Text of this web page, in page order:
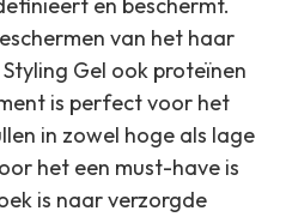
en beschermt.
van het haar
Gel ook proteïnen
is perfect voor het
in zowel hoge als lage
het een must-have is
is naar verzorgde